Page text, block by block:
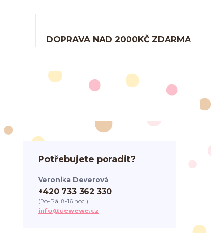
DOPRAVA NAD 2000KČ ZDARMA
Potřebujete poradit?
Veronika Deverová
+420 733 362 330
(Po-Pá, 8-16 hod.)
info@dewewe.cz